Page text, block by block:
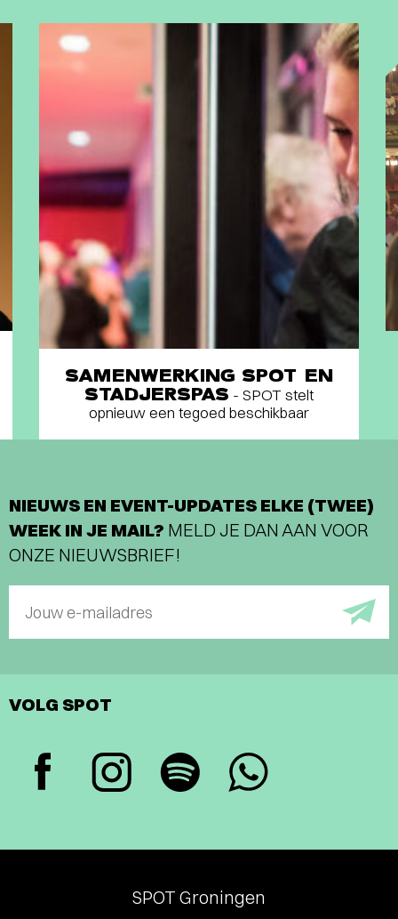
SAMENWERKING SPOT EN
STADJERSPAS - SPOT stelt
opnieuw een tegoed beschikbaar
NIEUWS EN EVENT-UPDATES ELKE (TWEE)
WEEK IN JE MAIL? MELD JE DAN AAN VOOR
ONZE NIEUWSBRIEF!
Jouw e-mailadres
VOLG SPOT
SPOT Groningen